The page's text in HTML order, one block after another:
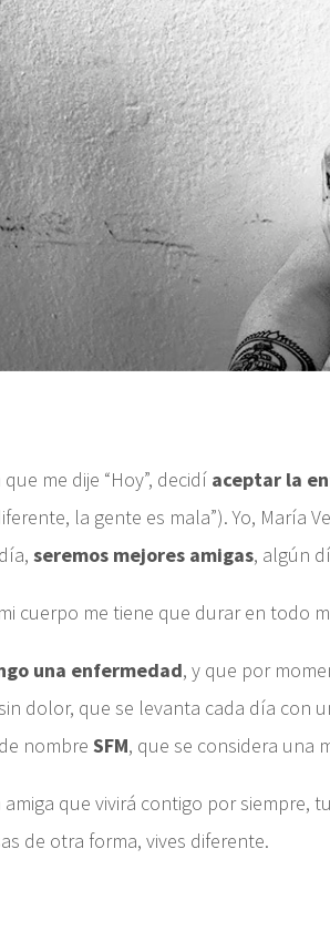
me dije “Hoy”, decidí aceptar la
la gente es mala”). Yo, María
seremos mejores amigas, algún
cuerpo me tiene que durar en todo
una enfermedad, y que por
dolor, que se levanta cada día con
de nombreSFM, que se considera una
amiga que vivirá contigo por
de otra forma, vives diferente.